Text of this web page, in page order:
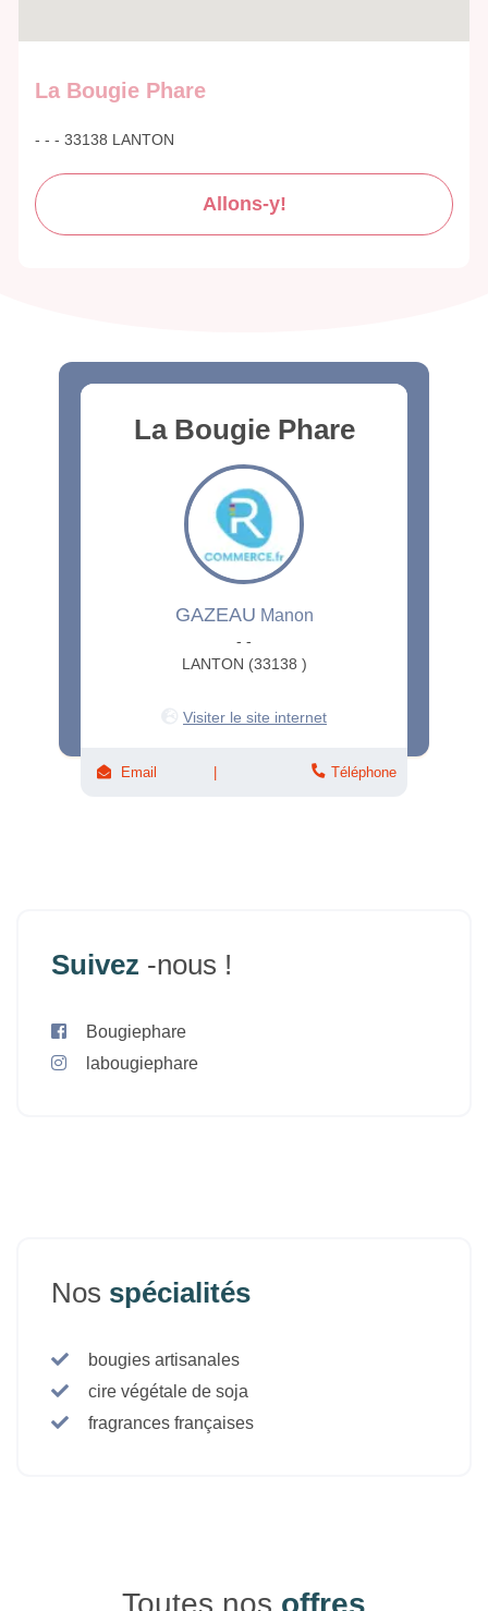
La Bougie Phare
- - - 33138 LANTON
Allons-y!
La Bougie Phare
GAZEAU Manon
- -
LANTON (33138 )
Visiter le site internet
Email Téléphone
Suivez -nous !
Bougiephare
labougiephare
Nos spécialités
bougies artisanales
cire végétale de soja
fragrances françaises